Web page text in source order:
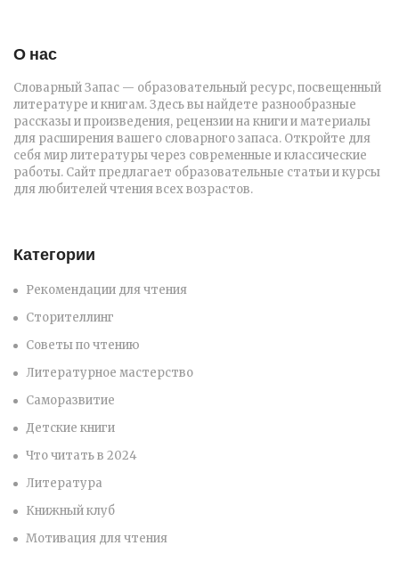
О нас
Словарный Запас — образовательный ресурс, посвещенный
литературе и книгам. Здесь вы найдете разнообразные
рассказы и произведения, рецензии на книги и материалы
для расширения вашего словарного запаса. Откройте для
себя мир литературы через современные и классические
работы. Сайт предлагает образовательные статьи и курсы
для любителей чтения всех возрастов.
Категории
Рекомендации для чтения
Сторителлинг
Советы по чтению
Литературное мастерство
Саморазвитие
Детские книги
Что читать в 2024
Литература
Книжный клуб
Мотивация для чтения